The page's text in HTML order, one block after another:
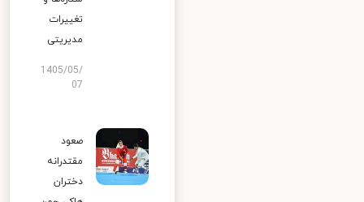
تغییرات
مدیریتی
1405/05/
07
صعود
مقتدرانه
دختران